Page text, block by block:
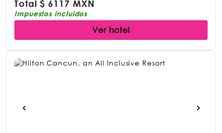
Total$ 6117 MXN
Impuestos incluidos
Ver hotel